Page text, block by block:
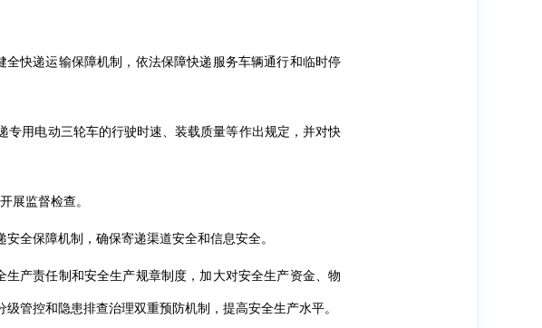
快递运输保障机制，依法保障快递服务车辆通行和临时停
用电动三轮车的行驶时速、装载质量等作出规定，并对快
展监督检查。
全保障机制，确保寄递渠道安全和信息安全。
产责任制和安全生产规章制度，加大对安全生产资金、物
管控和隐患排查治理双重预防机制，提高安全生产水平。